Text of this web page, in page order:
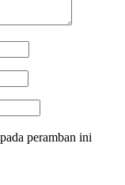
peramban ini